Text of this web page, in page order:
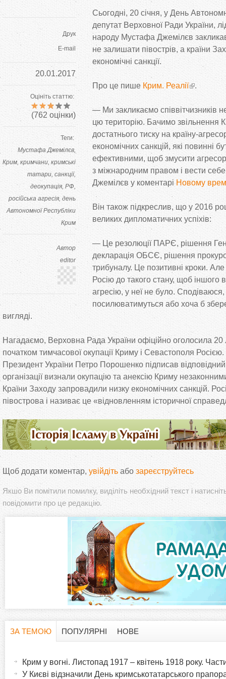
Друк
E-mail
20.01.2017
Оцініть статтю:
(762 оцінки)
Теги:
Мустафа Джемілєв
Крим кримчани кримські
татари санкції
деокупація РФ
російська агресія день
Автономної Республіки
Крим
Автор
editor
Сьогодні, 20 січня, у День
депутат Верховної Ради України,
народу Мустафа Джемілєв закликав
не залишати півострів, а країни
економічні санкції.
Про це пише Крим. Реалії .
— Ми закликаємо співвітчизників
цю територію. Бачимо звільнення
достатнього тиску на країну-
економічних санкцій, які повинні
ефективними, щоб змусити
з міжнародним правом і вести
Джемілєв у коментарі Новому
Він також підкреслив, що у 2016
великих дипломатичних успіхів:
— Це резолюції ПАРЄ, рішення
декларація ОБСЄ, рішення
трибуналу. Це позитивні кроки.
Росію до такого стану, щоб іншого
агресію, у неї не було. Сподіваюся,
посилюватимуться або хоча б
вигляді.
Нагадаємо, Верховна Рада України офіційно оголосила 20
початком тимчасової окупації Криму і Севастополя
Президент України Петро Порошенко підписав
організації визнали окупацію та анексію Криму незаконними
Країни Заходу запровадили низку економічних санкцій.
півострова і називає це «відновленням історичної
Щоб додати коментар, увійдіть або зареєструйтесь
Якшо Ви помітили помилку, виділіть необхідний текст і
повідомити про це редакцію.
ЗА ТЕМОЮ
ПОПУЛЯРНІ НОВЕ
Крим у вогні. Листопад 1917 – квітень 1918 року.
У Києві відзначили День кримськотатарського